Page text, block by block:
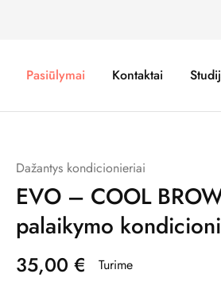
Pasiūlymai Kontaktai
Dažantys kondicionieriai
EVO – COOL
palaikymo
35,00 € Turime